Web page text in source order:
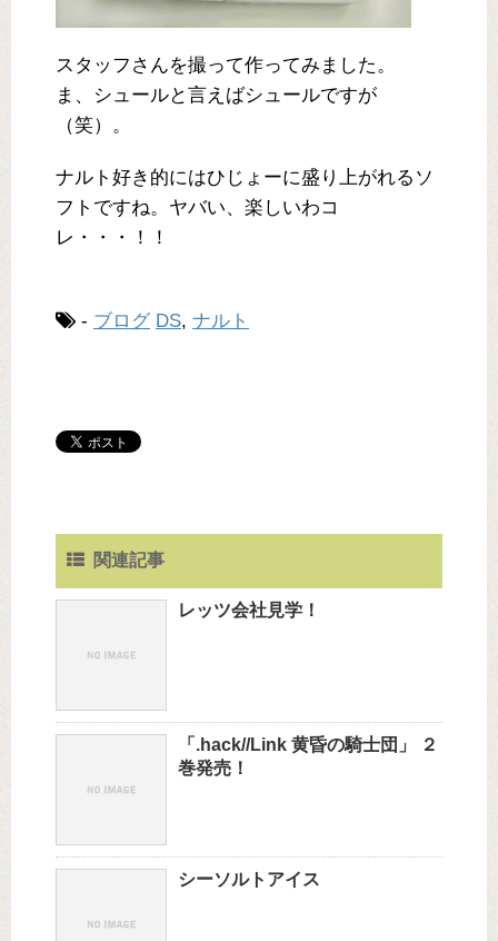
スタッフさんを撮って作ってみました。
ま、シュールと言えばシュールですが
（笑）。
ナルト好き的にはひじょーに盛り上がれるソ
フトですね。ヤバい、楽しいわコ
レ・・・！！
- ブログ DS, ナルト
関連記事
レッツ会社見学！
「.hack//Link 黄昏の騎士団」 ２
巻発売！
シーソルトアイス